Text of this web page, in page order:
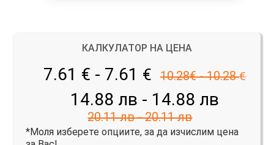
КАЛКУЛАТОР НА ЦЕНА
7.61 € - 7.61 € 10.28€ - 10.28 €
14.88 лв - 14.88 лв
20.11 лв - 20.11 лв
*Моля изберете опциите, за да изчислим цена